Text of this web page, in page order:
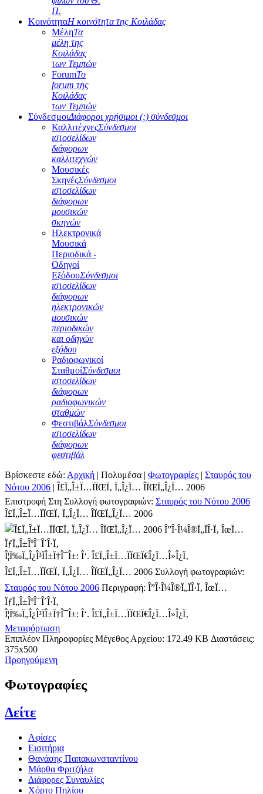
Π.
ΚοινότηταΗ κοινότητα της Κοιλάδας
ΜέληΤα
μέλη της
Κοιλάδας
των Τεμπών
ForumΤο
forum της
Κοιλάδας
των Τεμπών
ΣύνδεσμοιΔιάφοροι χρήσιμοι (;) σύνδεσμοι
ΚαλλιτέχνεςΣύνδεσμοι
ιστοσελίδων
διάφορων
καλλιτεχνών
Μουσικές
ΣκηνέςΣύνδεσμοι
ιστοσελίδων
διάφορων
μουσικών
σκηνών
Ηλεκτρονικά
Μουσικά
Περιοδικά -
Οδηγοί
ΕξόδουΣύνδεσμοι
ιστοσελίδων
διάφορων
ηλεκτρονικών
μουσικών
περιοδικών
και οδηγών
εξόδου
Ραδιοφωνικοί
ΣταθμοίΣύνδεσμοι
ιστοσελίδων
διάφορων
ραδιοφωνικών
σταθμών
ΦεστιβάλΣύνδεσμοι
ιστοσελίδων
διάφορων
φεστιβάλ
Βρίσκεστε εδώ: Αρχική | Πολυμέσα | Φωτογραφίες | Σταυρός του
Νότου 2006 | Î£Ï„Î±Ï…ÏÏŒÏ‚ Ï„Î¿Ï… ÎÏŒÏ„Î¿Ï… 2006
Επιστροφή Στη Συλλογή φωτογραφιών: Σταυρός του Νότου 2006
Î£Ï„Î±Ï…ÏÏŒÏ‚ Ï„Î¿Ï… ÎÏŒÏ„Î¿Ï… 2006
Î”Î·Î¼Î®Ï„ÏÎ·Ï‚ ÎœÏ…
ÏƒÏ„Î±ÎºÎ¯Î´Î·Ï‚
Î¦Ï‰Ï„Î¿Î³ÏÎ±Ï†Î¯Î±: Î‘. Î£Ï„Î±Ï…ÏÏŒÏ€Î¿Ï…Î»Î¿Ï‚
Î£Ï„Î±Ï…ÏÏŒÏ‚ Ï„Î¿Ï… ÎÏŒÏ„Î¿Ï… 2006 Συλλογή φωτογραφιών:
Σταυρός του Νότου 2006 Περιγραφή: Î”Î·Î¼Î®Ï„ÏÎ·Ï‚ ÎœÏ…
ÏƒÏ„Î±ÎºÎ¯Î´Î·Ï‚
Î¦Ï‰Ï„Î¿Î³ÏÎ±Ï†Î¯Î±: Î‘. Î£Ï„Î±Ï…ÏÏŒÏ€Î¿Ï…Î»Î¿Ï‚
Μεταφόρτωση
Επιπλέον Πληροφορίες Μέγεθος Αρχείου: 172.49 KB Διαστάσεις:
375x500
Προηγούμενη
Φωτογραφίες
Δείτε
Αφίσες
Εισιτήρια
Θανάσης Παπακωνσταντίνου
Μάρθα Φριτζήλα
Διάφορες Συναυλίες
Χόρτο Πηλίου